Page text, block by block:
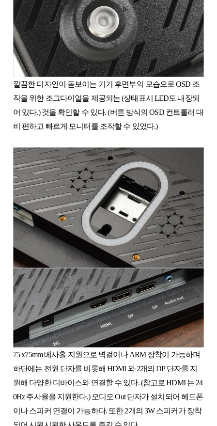
깔끔한 디자인이 돋보이는 기기 후면부의 모습으로 OSD 조
작을 위한 조그다이얼을 제공되는 (상태표시 LED도 내장되
어 있다.) 것을 확인할 수 있다. (버튼 방식의 OSD 컨트롤러 대
비 편하고 빠르게 모니터를 조작할 수 있었다.)
75 x75mm 베사홀 지원으로 벽걸이나 ARM 장착이 가능하며
하단에는 전원 단자를 비롯해 HDMI 와 2개의 DP 단자를 지
원해 다양한 디바이스와 연결할 수 있다. (참고로 HDMI 는 24
0Hz 주사율을 지원한다.) 오디오 Out 단자가 설치되어 헤드폰
이나 스피커 연결이 가능하다. 또한 2개의 3W 스피커가 장착